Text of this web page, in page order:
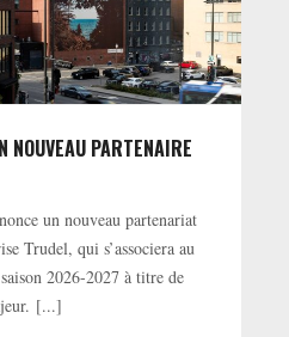
NOUVEAU PARTENAIRE
un nouveau partenariat
Trudel, qui s’associera au
2026-2027 à titre de
[...]